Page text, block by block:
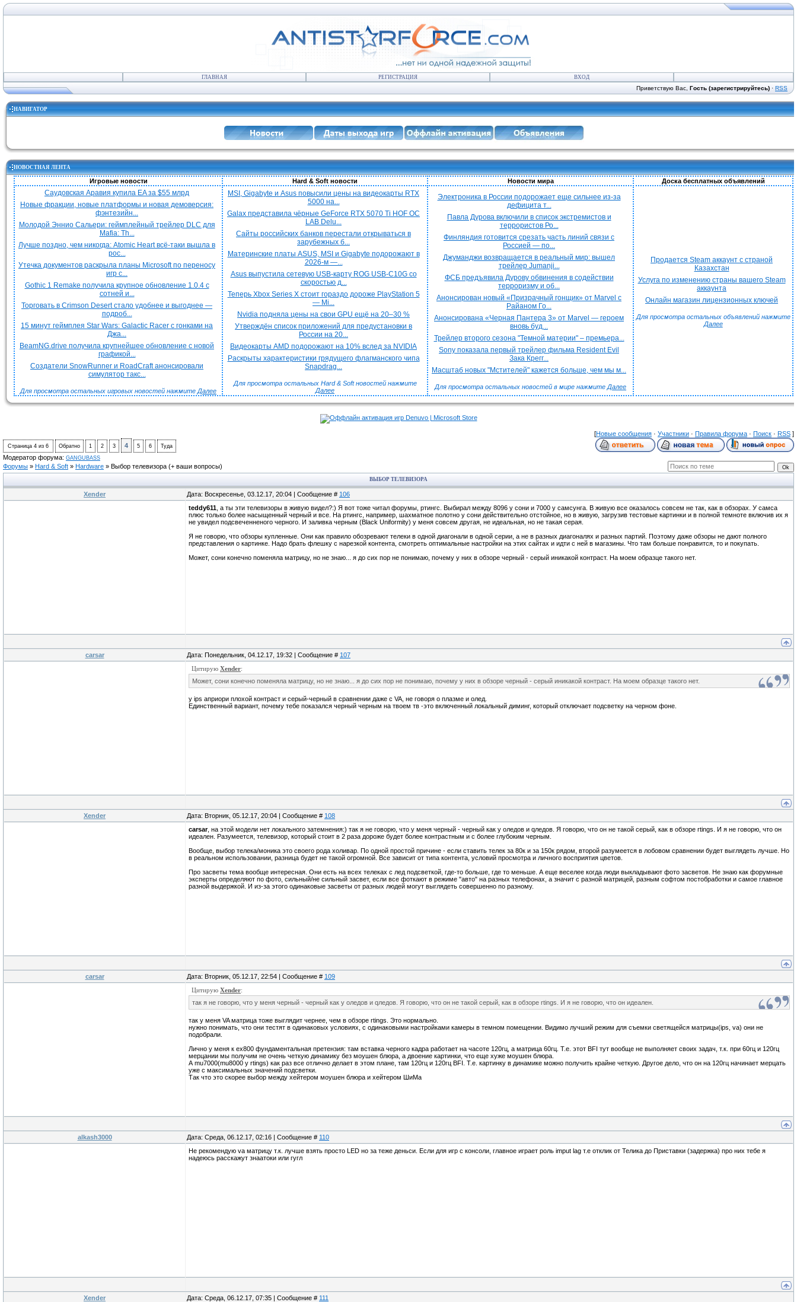
ГЛАВНАЯ РЕГИСТРАЦИЯ ВХОД
Приветствую Вас, Гость (зарегистрируйтесь) · RSS
НАВИГАТОР
НОВОСТНАЯ ЛЕНТА
Игровые новости Hard & Soft новости Новости мира Доска бесплатных объявлений
Саудовская Аравия купила EA за $55 млрд
Новые фракции, новые платформы и новая демоверсия:
фэнтезийн...
Молодой Эннио Сальери: геймплейный трейлер DLC для
Mafia: Th...
Лучше поздно, чем никогда: Atomic Heart всё-таки вышла в
рос...
Утечка документов раскрыла планы Microsoft по переносу
игр с...
Gothic 1 Remake получила крупное обновление 1.0.4 с
сотней и...
Торговать в Crimson Desert стало удобнее и выгоднее —
подроб...
15 минут геймплея Star Wars: Galactic Racer с гонками на
Джа...
BeamNG.drive получила крупнейшее обновление с новой
графикой...
Создатели SnowRunner и RoadCraft анонсировали
симулятор такс...
Для просмотра остальных игровых новостей нажмите Далее
MSI, Gigabyte и Asus повысили цены на видеокарты RTX
5000 на...
Galax представила чёрные GeForce RTX 5070 Ti HOF OC
LAB Delu...
Сайты российских банков перестали открываться в
зарубежных б...
Материнские платы ASUS, MSI и Gigabyte подорожают в
2026-м —...
Asus выпустила сетевую USB-карту ROG USB-C10G со
скоростью д...
Теперь Xbox Series X стоит гораздо дороже PlayStation 5
— Mi...
Nvidia подняла цены на свои GPU ещё на 20–30 %
Утверждён список приложений для предустановки в
России на 20...
Видеокарты AMD подорожают на 10% вслед за NVIDIA
Раскрыты характеристики грядущего флагманского чипа
Snapdrag...
Для просмотра остальных Hard & Soft новостей нажмите
Далее
Электроника в России подорожает еще сильнее из-за
дефицита т...
Павла Дурова включили в список экстремистов и
террористов Ро...
Финляндия готовится срезать часть линий связи с
Россией — по...
Джуманджи возвращается в реальный мир: вышел
трейлер Jumanji...
ФСБ предъявила Дурову обвинения в содействии
терроризму и об...
Анонсирован новый «Призрачный гонщик» от Marvel с
Райаном Го...
Анонсирована «Черная Пантера 3» от Marvel — героем
вновь буд...
Трейлер второго сезона "Темной материи" – премьера...
Sony показала первый трейлер фильма Resident Evil
Зака Крегг...
Масштаб новых "Мстителей" кажется больше, чем мы м...
Для просмотра остальных новостей в мире нажмите Далее
Продается Steam аккаунт с страной
Казахстан
Услуга по изменению страны вашего Steam
аккаунта
Онлайн магазин лицензионных ключей
Для просмотра остальных объявлений нажмите
Далее
[Новые сообщения · Участники · Правила форума · Поиск · RSS ]
Страница 4 из 6 Обратно 1 2 3 4 5 6 Туда
Модератор форума: GANGUBASS
Форумы » Hard & Soft » Hardware » Выбор телевизора (+ ваши вопросы)
ВЫБОР ТЕЛЕВИЗОРА
Xender Дата: Воскресенье, 03.12.17, 20:04 | Сообщение # 106
teddy611 , а ты эти телевизоры в живую видел?:) Я вот тоже читал форумы, ртингс. Выбирал между 8096 у сони и 7000 у самсунга. В живую все оказалось совсем не так, как в обзорах. У самса
плюс только более насыщенный черный и все. На ртингс, например, шахматное полотно у сони действительно отстойное, но в живую, загрузив тестовые картинки и в полной темноте включив их я
не увидел подсвеченненого черного. И заливка черным (Black Uniformity) у меня совсем другая, не идеальная, но не такая серая.
Я не говорю, что обзоры купленные. Они как правило обозревают телеки в одной диагонали в одной серии, а не в разных диагоналях и разных партий. Поэтому даже обзоры не дают полного
представления о картинке. Надо брать флешку с нарезкой контента, смотреть оптимальные настройки на этих сайтах и идти с ней в магазины. Что там больше понравится, то и покупать.
Может, сони конечно поменяла матрицу, но не знаю... я до сих пор не понимаю, почему у них в обзоре черный - серый иникакой контраст. На моем образце такого нет.
carsar Дата: Понедельник, 04.12.17, 19:32 | Сообщение # 107
Цитирую Xender:
Может, сони конечно поменяла матрицу, но не знаю... я до сих пор не понимаю, почему у них в обзоре черный - серый иникакой контраст. На моем образце такого нет.
у ips априори плохой контраст и серый-черный в сравнении даже с VA, не говоря о плазме и олед.
Единственный вариант, почему тебе показался черный черным на твоем тв -это включенный локальный диминг, который отключает подсветку на черном фоне.
Xender Дата: Вторник, 05.12.17, 20:04 | Сообщение # 108
carsar, на этой модели нет локального затемнения:) так я не говорю, что у меня черный - черный как у оледов и qледов. Я говорю, что он не такой серый, как в обзоре rtings. И я не говорю, что он
идеален. Разумеется, телевизор, который стоит в 2 раза дороже будет более контрастным и с более глубоким черным.
Вообще, выбор телека/моника это своего рода холивар. По одной простой причине - если ставить телек за 80к и за 150к рядом, второй разумеется в лобовом сравнении будет выглядеть лучше. Но
в реальном использовании, разница будет не такой огромной. Все зависит от типа контента, условий просмотра и личного восприятия цветов.
Про засветы тема вообще интересная. Они есть на всех телеках с лед подсветкой, где-то больше, где то меньше. А еще веселее когда люди выкладывают фото засветов. Не знаю как форумные
эксперты определяют по фото, сильный/не сильный засвет, если все фоткают в режиме "авто" на разных телефонах, а значит с разной матрицей, разным софтом постобработки и самое главное
разной выдержкой. И из-за этого одинаковые засветы от разных людей могут выглядеть совершенно по разному.
carsar Дата: Вторник, 05.12.17, 22:54 | Сообщение # 109
Цитирую Xender:
так я не говорю, что у меня черный - черный как у оледов и qледов. Я говорю, что он не такой серый, как в обзоре rtings. И я не говорю, что он идеален.
так у меня VA матрица тоже выглядит чернее, чем в обзоре rtings. Это нормально.
нужно понимать, что они тестят в одинаковых условиях, с одинаковыми настройками камеры в темном помещении. Видимо лучший режим для съемки светящейся матрицы(ips, va) они не
подобрали.
Лично у меня к ex800 фундаментальная претензия: там вставка черного кадра работает на часоте 120гц, а матрица 60гц. Т.е. этот BFI тут вообще не выполняет своих задач, т.к. при 60гц и 120гц
мерцании мы получим не очень четкую динамику без моушен блюра, а двоение картинки, что еще хуже моушен блюра.
А mu7000(mu8000 у rtings) как раз все отлично делает в этом плане, там 120гц и 120гц BFI. Т.е. картинку в динамике можно получить крайне четкую. Другое дело, что он на 120гц начинает мерцать
уже с максимальных значений подсветки.
Так что это скорее выбор между хейтером моушен блюра и хейтером ШиМа
alkash3000 Дата: Среда, 06.12.17, 02:16 | Сообщение # 110
Не рекомендую va матрицу т.к. лучше взять просто LED но за теже деньси. Если для игр с консоли, главное играет роль imput lag т.е отклик от Телика до Приставки (задержка) про них тебе я
надеюсь расскажут знаатоки или гугл
Xender Дата: Среда, 06.12.17, 07:35 | Сообщение # 111